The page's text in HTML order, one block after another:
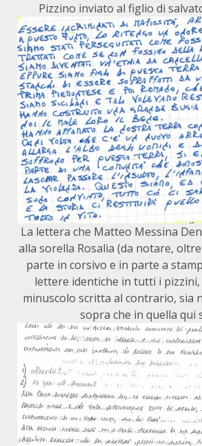
Pizzino inviato al figlio di
La lettera che Matteo Messina
alla sorella Rosalia (da notare, oltre
parte in corsivo e in parte a
lettere identiche in tutti i pizzini,
minuscolo scritta al contrario, sia
sopra che in quella qui